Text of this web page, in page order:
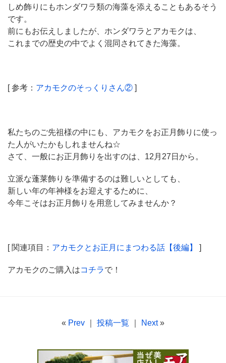
しめ飾りにもホンダワラ類の海藻を添えることもあるそう
です。
前にもお伝えしましたが、ホンダワラとアカモクは、
これまでの歴史の中でよく混同されてきた海藻。
[ 参考： アカモクのそっくりさん②
私たちのご先祖様の中にも、アカモクをお正月飾りに使っ
た人がいたかもしれませんね☆
さて、一般にお正月飾りを出すのは、12月27日から。
立派な蓬莱飾りを準備するのは難しいとしても、
新しい年の年神様をお迎えするために、
今年こそはお正月飾りを用意してみませんか？
[ 関連項目： アカモクとお正月にまつわる話【後編】
アカモクのご購入はコチラで！
« Prev 投稿一覧 Next»